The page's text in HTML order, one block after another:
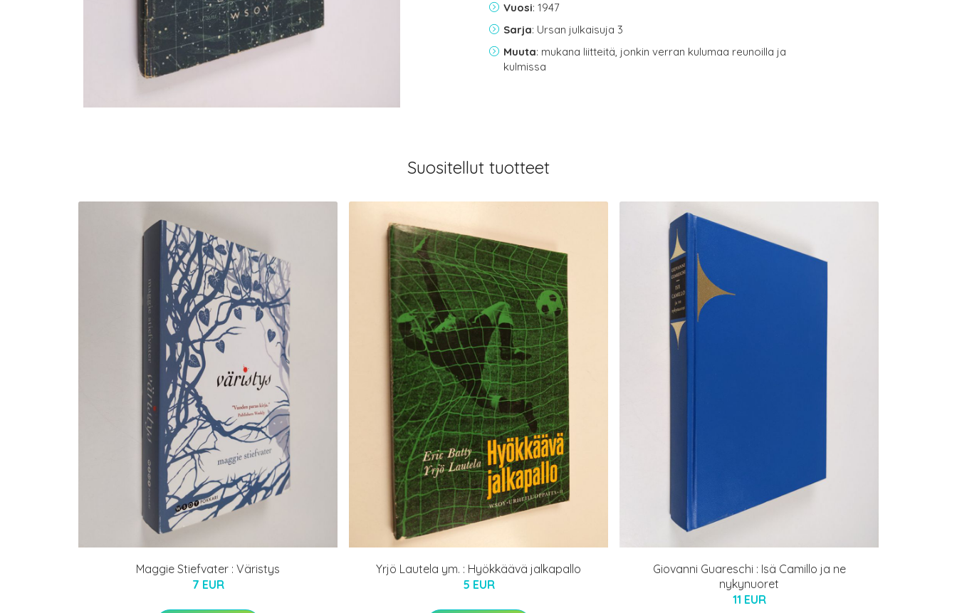
Vuosi: 1947
Sarja: Ursan julkaisuja 3
Muuta: mukana liitteitä, jonkin verran kulumaa reunoilla ja
kulmissa
Suositellut tuotteet
Maggie Stiefvater : Väristys
7 EUR
Yrjö Lautela ym. : Hyökkäävä jalkapallo
5 EUR
Giovanni Guareschi : Isä Camillo ja ne
nykynuoret
11 EUR